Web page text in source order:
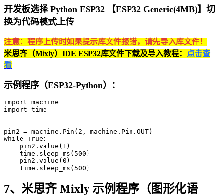
开发板选择 Python ESP32 【ESP32 Generic(4MB)】切
换为代码模式上传
注意：程序上传时如果提示库文件报错，请先导入库文件！
米思齐（Mixly）IDE ESP32库文件下载及导入教程：
点击查
看
示例程序（ESP32-Python）：
import machine
import time
pin2 = machine.Pin(2, machine.Pin.OUT)
while True:
    pin2.value(1)
    time.sleep_ms(500)
    pin2.value(0)
    time.sleep_ms(500)
7、米思齐 Mixly 示例程序（图形化语